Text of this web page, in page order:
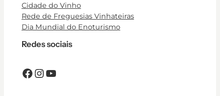
Cidade do Vinho
Rede de Freguesias Vinhateiras
Dia Mundial do Enoturismo
Redes sociais
Facebook InstagramYouTube